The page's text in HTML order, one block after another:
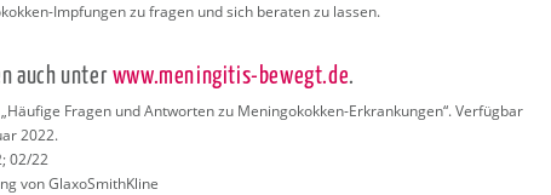
Imp­fun­gen zu fra­gen und sich be­ra­ten zu las­sen.
auch unterwww.​meningitis-​bewegt.​de.
Fra­gen und Ant­wor­ten zu Me­nin­go­kok­ken-Er­kran­kun­gen“. Ver­füg­bar
2022.
02/22
von Gla­xoS­mith­Kli­ne